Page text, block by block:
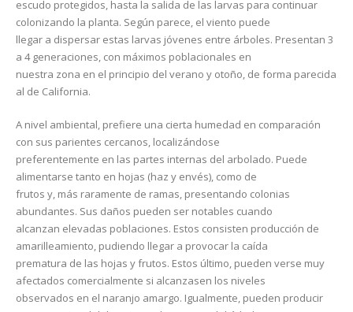
escudo protegidos, hasta la salida de las larvas para continuar
colonizando la planta. Según parece, el viento puede
llegar a dispersar estas larvas jóvenes entre árboles. Presentan 3
a 4 generaciones, con máximos poblacionales en
nuestra zona en el principio del verano y otoño, de forma parecida
al de California.
A nivel ambiental, prefiere una cierta humedad en comparación
con sus parientes cercanos, localizándose
preferentemente en las partes internas del arbolado. Puede
alimentarse tanto en hojas (haz y envés), como de
frutos y, más raramente de ramas, presentando colonias
abundantes. Sus daños pueden ser notables cuando
alcanzan elevadas poblaciones. Estos consisten producción de
amarilleamiento, pudiendo llegar a provocar la caída
prematura de las hojas y frutos. Estos último, pueden verse muy
afectados comercialmente si alcanzasen los niveles
observados en el naranjo amargo. Igualmente, pueden producir